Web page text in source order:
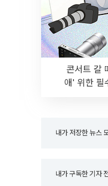
콘서트 갈
애' 위한 필
내가 저장한 뉴스
내가 구독한 기자